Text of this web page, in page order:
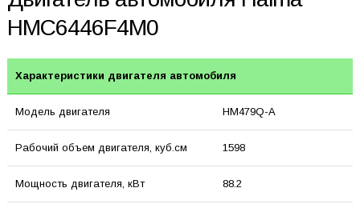
HMC6446F4M0
Характеристики двигателя автомобиля
Модель двигателя HM479Q-A
Рабочий объем двигателя, куб.см 1598
Мощность двигателя, кВт 88.2